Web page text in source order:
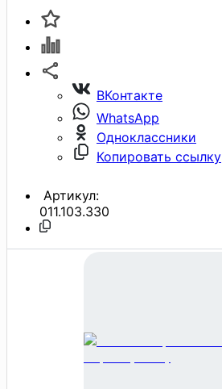
ВКонтакте
WhatsApp
Одноклассники
Копировать ссылку
Артикул:
011.103.330